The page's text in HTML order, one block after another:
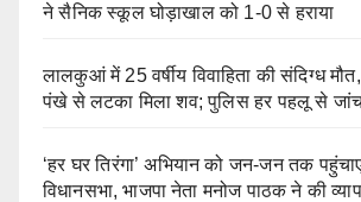
ने सैनिक स्कूल घोड़ाखाल को 1-0 से हराया
लालकुआं में 25 वर्षीय विवाहिता की संदिग्ध
पंखे से लटका मिला शव; पुलिस हर पहलू से
‘हर घर तिरंगा’ अभियान को जन-जन तक
विधानसभा, भाजपा नेता मनोज पाठक ने की